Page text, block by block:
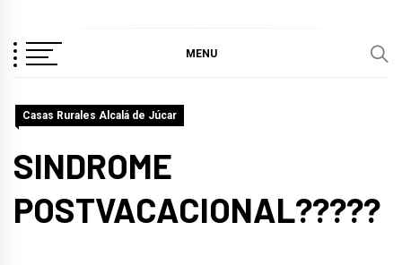
MENU
Casas Rurales Alcalá de Júcar
SINDROME
POSTVACACIONAL?????